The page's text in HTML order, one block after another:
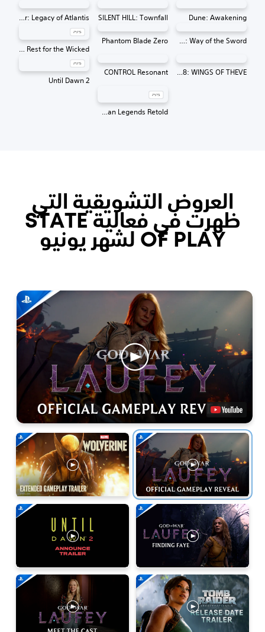
Dune: Awakening
SILENT HILL: Townfall
Tomb Raider: Legacy of Atlantis
Onimusha: Way of the Sword
Phantom Blade Zero
No Rest for the Wicked
ACE COMBAT 8: WINGS OF THEVE
CONTROL Resonant
Until Dawn 2
Rayman Legends Retold
العروض التشويقية التي
ظهرت في فعالية STATE
OF PLAY لشهر يونيو